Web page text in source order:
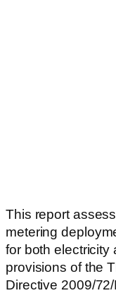
This report
metering
for both electricity
provisions of the
Directive 2009/